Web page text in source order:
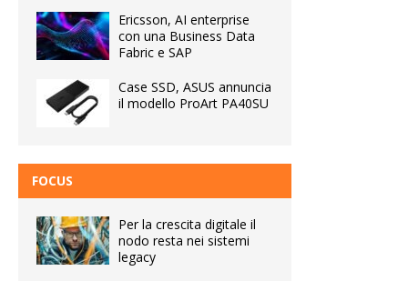
Ericsson, AI enterprise
con una Business Data
Fabric e SAP
Case SSD, ASUS annuncia
il modello ProArt PA40SU
FOCUS
Per la crescita digitale il
nodo resta nei sistemi
legacy